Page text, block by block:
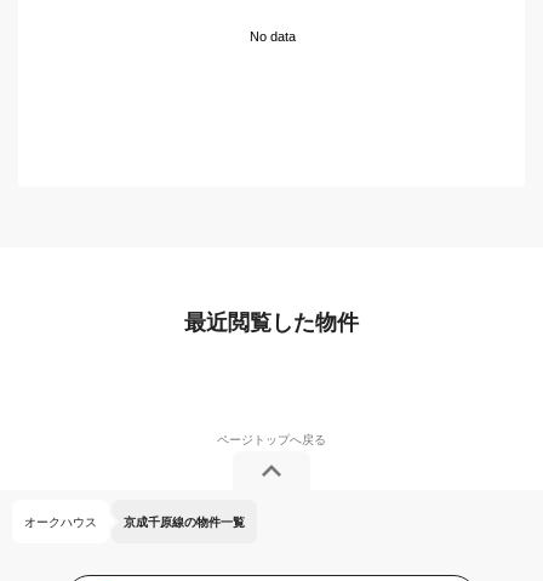
No data
最近閲覧した物件
オークハウス 京成千原線の物件一覧